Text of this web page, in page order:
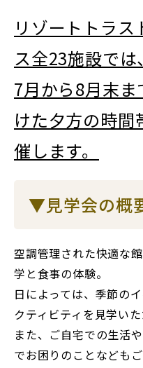
リゾートトラ
ス全23施設では、
7月から8月末
けた夕方の時間
催します。
▼見学会の概
空調管理された快適な
学と食事の体験。
日によっては、季節の
クティビティを見学いた
また、ご自宅での生活
でお困りのことなどもご